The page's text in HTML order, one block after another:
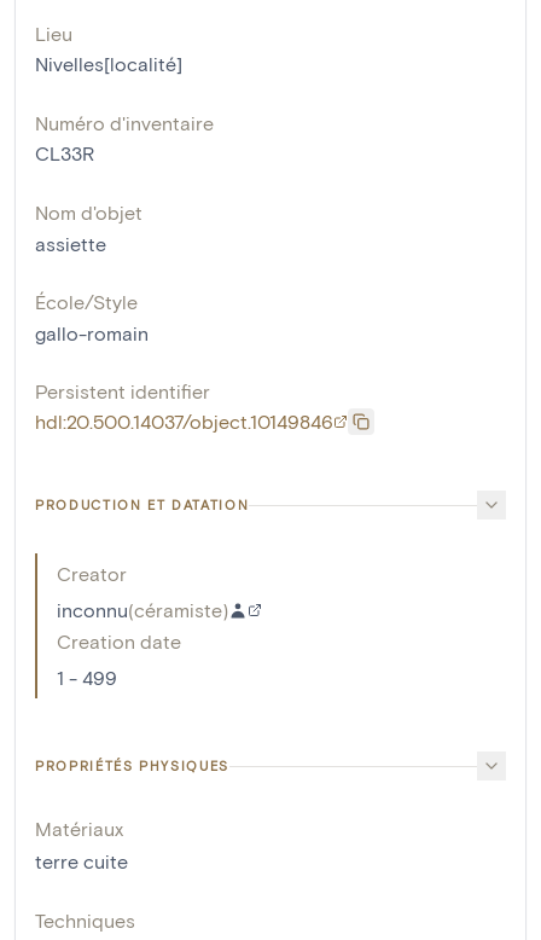
Lieu
Nivelles[localité]
Numéro d'inventaire
CL33R
Nom d'objet
assiette
École/Style
gallo-romain
Persistent identifier
hdl:20.500.14037/object.10149846
PRODUCTION ET DATATION
Creator
inconnu(céramiste)
Creation date
1 - 499
PROPRIÉTÉS PHYSIQUES
Matériaux
terre cuite
Techniques